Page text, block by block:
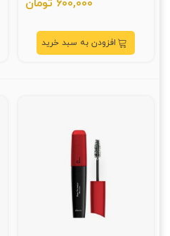
600,000 تومان
افزودن به سبد خرید